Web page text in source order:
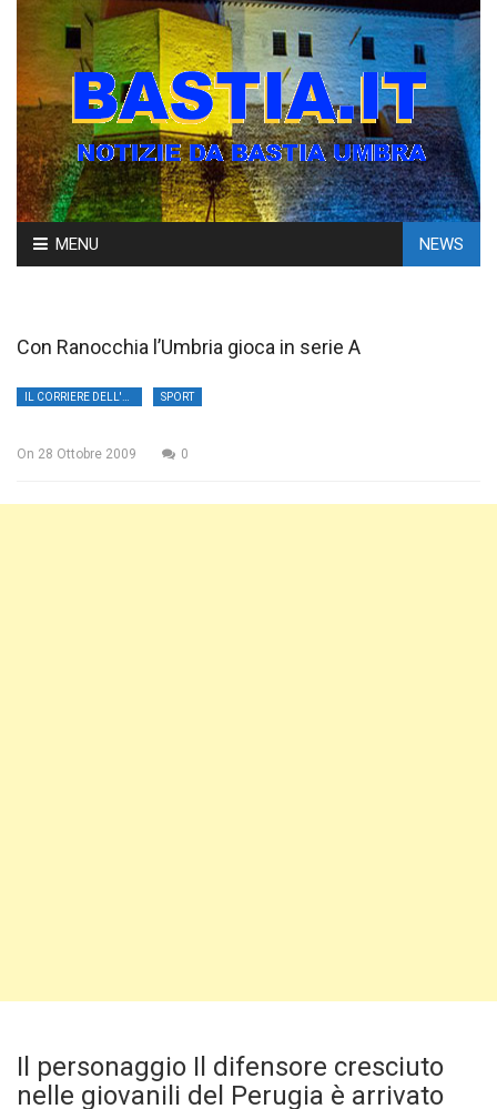
Skip
to
MENU NEWS
Con Ranocchia l’Umbria gioca in serie A
SPORT
On 28 Ottobre 2009 0
Il personaggio Il difensore cresciuto
nelle giovanili del Perugia è arrivato